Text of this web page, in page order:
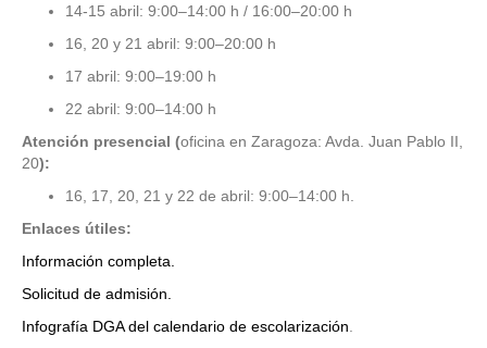
14-15 abril: 9:00–14:00 h / 16:00–20:00 h
16, 20 y 21 abril: 9:00–20:00 h
17 abril: 9:00–19:00 h
22 abril: 9:00–14:00 h
Atención presencial (oficina en Zaragoza: Avda. Juan Pablo II,
20):
16, 17, 20, 21 y 22 de abril: 9:00–14:00 h.
Enlaces útiles:
Información completa.
Solicitud de admisión.
Infografía DGA del calendario de escolarización